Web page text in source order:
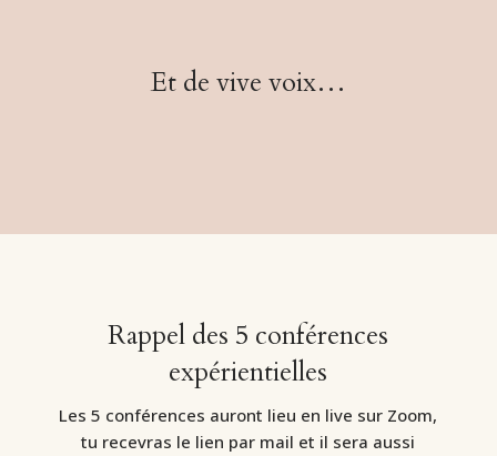
Et de vive voix…
Rappel des 5 conférences
expérientielles
Les 5 conférences auront lieu en live sur Zoom,
tu recevras le lien par mail et il sera aussi